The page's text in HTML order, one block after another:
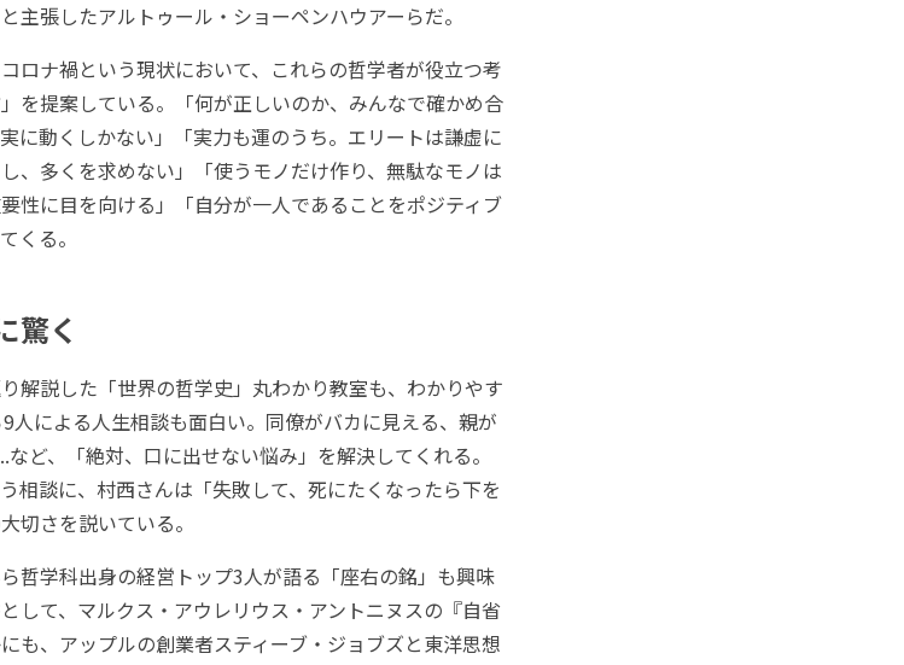
主張したアルトゥール・ショーペンハウアーらだ。
ロナ禍という現状において、これらの哲学者が役立つ考
を提案している。「何が正しいのか、みんなで確かめ合
に動くしかない」「実力も運のうち。エリートは謙虚に
、多くを求めない」「使うモノだけ作り、無駄なモノは
性に目を向ける」「自分が一人であることをポジティブ
くる。
驚く
解説した「世界の哲学史」丸わかり教室も、わかりやす
人による人生相談も面白い。同僚がバカに見える、親が
ど、「絶対、口に出せない悩み」を解決してくれる。
相談に、村西さんは「失敗して、死にたくなったら下を
切さを説いている。
哲学科出身の経営トップ3人が語る「座右の銘」も興味
して、マルクス・アウレリウス・アントニヌスの『自省
も、アップルの創業者スティーブ・ジョブズと東洋思想